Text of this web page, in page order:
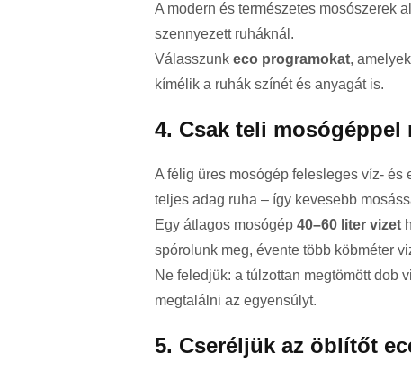
A modern és természetes mosószerek
szennyezett ruháknál.
Válasszunk eco programokat,
kímélik a ruhák színét és anyagát is.
4. Csak teli mosógéppel
A félig üres mosógép felesleges víz-
teljes adag ruha – így kevesebb
Egy átlagos mosógép 40–60 liter vizet
spórolunk meg, évente több köbméter
Ne feledjük: a túlzottan megtömött dob
megtalálni az egyensúlyt.
5. Cseréljük az öblítőt